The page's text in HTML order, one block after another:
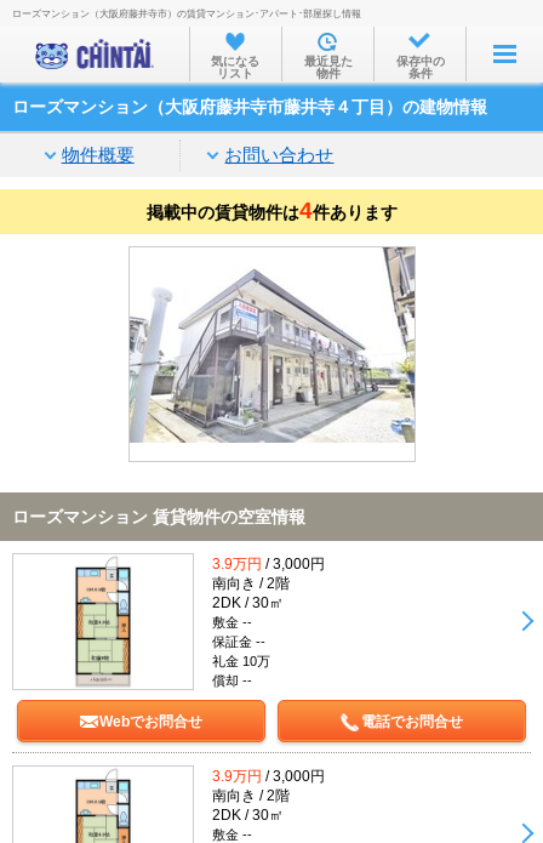
お部屋を探す
沿線・駅から
家賃相場から
通勤通学時間から
不動産会社から
TOP
ローズマンション（大阪府藤井寺市）の賃貸マンション･アパート･部屋探し情報
気になる
リスト
最近見た
物件
保存中の
条件
ローズマンション（大阪府藤井寺市藤井寺４丁目）の建物情報
物件概要 お問い合わせ
掲載中の賃貸物件は4件あります
ローズマンション 賃貸物件の空室情報
3.9万円 / 3,000円
南向き / 2階
2DK / 30㎡
敷金 --
保証金 --
礼金 10万
償却 --
Webでお問合せ 電話でお問合せ
3.9万円 / 3,000円
南向き / 2階
2DK / 30㎡
敷金 --